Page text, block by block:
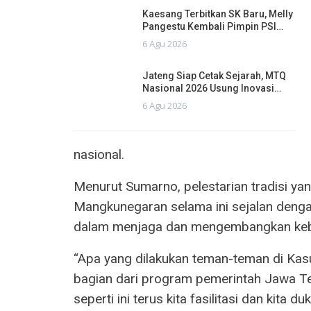
Kaesang Terbitkan SK Baru, Melly
Pangestu Kembali Pimpin PSI…
6 Agu 2026
Jateng Siap Cetak Sejarah, MTQ
Nasional 2026 Usung Inovasi…
6 Agu 2026
nasional.
Menurut Sumarno, pelestarian tradisi
Mangkunegaran selama ini sejalan
dalam menjaga dan mengembangkan
“Apa yang dilakukan teman-teman di
bagian dari program pemerintah Jawa
seperti ini terus kita fasilitasi dan kita